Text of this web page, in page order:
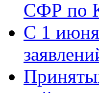
СФР по
С 1 июня